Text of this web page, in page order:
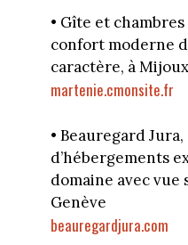
• Gîte et
confort moderne
caractère, à Mijoux
martenie.cmonsite.fr
• Beauregard Jura,
d’hébergements
domaine avec
Genève
beauregardjura.com